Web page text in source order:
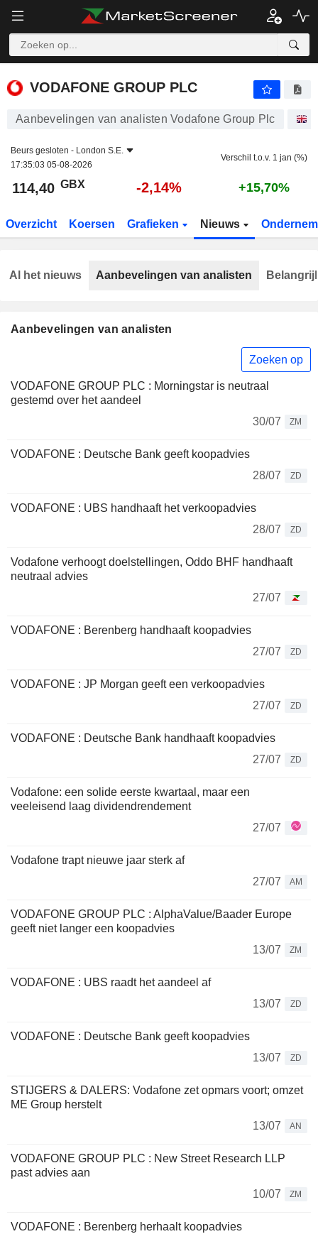
VODAFONE GROUP PLC
VODAFONE GROUP PLC
Aanbevelingen van analisten Vodafone Group Plc
Beurs gesloten - London S.E.
17:35:03 05-08-2026
Verschil t.o.v. 1 jan (%)
114,40 GBX -2,14% +15,70%
Overzicht Koersen Grafieken Nieuws
Aanbevelingen van analisten
Zoeken op
VODAFONE GROUP PLC : Morningstar is neutraal
gestemd over het aandeel
30/07
ZM
VODAFONE : Deutsche Bank geeft koopadvies
28/07
ZD
VODAFONE : UBS handhaaft het verkoopadvies
28/07
ZD
Vodafone verhoogt doelstellingen, Oddo BHF handhaaft
neutraal advies
27/07
VODAFONE : Berenberg handhaaft koopadvies
27/07
ZD
VODAFONE : JP Morgan geeft een verkoopadvies
27/07
ZD
VODAFONE : Deutsche Bank handhaaft koopadvies
27/07
ZD
Vodafone: een solide eerste kwartaal, maar een
veeleisend laag dividendrendement
27/07
Vodafone trapt nieuwe jaar sterk af
27/07
AM
VODAFONE GROUP PLC : AlphaValue/Baader Europe
geeft niet langer een koopadvies
13/07
ZM
VODAFONE : UBS raadt het aandeel af
13/07
ZD
VODAFONE : Deutsche Bank geeft koopadvies
13/07
ZD
STIJGERS & DALERS: Vodafone zet opmars voort; omzet
ME Group herstelt
13/07
AN
VODAFONE GROUP PLC : New Street Research LLP
past advies aan
10/07
ZM
VODAFONE : Berenberg herhaalt koopadvies
Al het nieuws Aanbevelingen van analisten